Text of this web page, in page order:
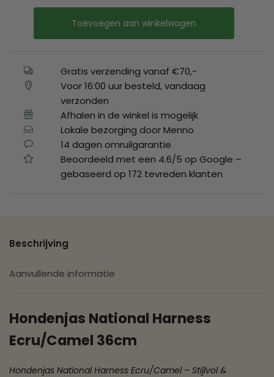
Toevoegen aan winkelwagen
Gratis verzending vanaf €70,-
Voor 16:00 uur besteld, vandaag
verzonden
Afhalen in de winkel is mogelijk
Lokale bezorging door Menno
14 dagen omruilgarantie
Beoordeeld met een 4.6/5 op Google –
gebaseerd op 172 tevreden klanten
Beschrijving
Aanvullende informatie
Hondenjas National Harness
Ecru/Camel 36cm
Hondenjas National Harness Ecru/Camel – Stijlvol &